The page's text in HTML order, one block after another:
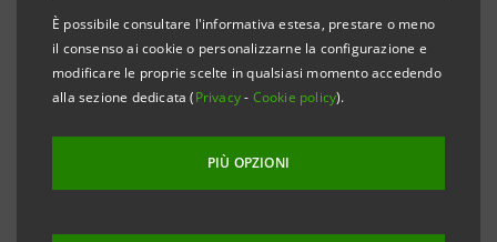
È possibile consultare l'informativa estesa, prestare o meno
il consenso ai cookie o personalizzarne la configurazione e
modificare le proprie scelte in qualsiasi momento accedendo
alla sezione dedicata (Privacy- Cookie policy).
PIÙ OPZIONI
sviluppo, proprietà e management
responsabile Banca dei Territori di Intesa Sanpaolo